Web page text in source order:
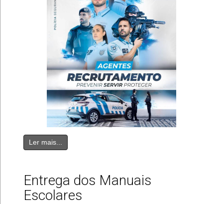
Ler mais...
Entrega dos Manuais
Escolares